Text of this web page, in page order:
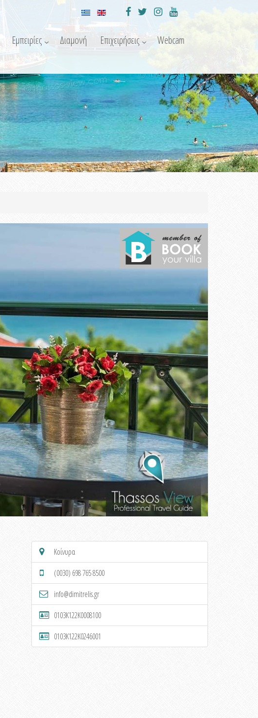
Εμπειρίες Διαμονή Επιχειρήσεις Webcam
Κοίνυρα
(0030) 698 765 8500
info@dimitrelis.gr
0103K122K0008100
0103K122K0246001